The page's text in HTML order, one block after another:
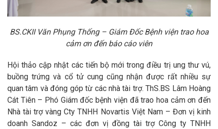
BS.CKII Văn Phụng Thống – Giám Đốc Bệnh viện trao hoa
cảm ơn đến báo cáo viên
Hội thảo cập nhật các tiến bộ mới trong điều trị ung thư vú,
buồng trứng và cổ tử cung cũng nhận được rất nhiều sự
quan tâm và đóng góp từ các nhà tài trợ. ThS.BS Lâm Hoàng
Cát Tiên – Phó Giám đốc bệnh viện đã trao hoa cảm ơn đến
Nhà tài trợ vàng Cty TNHH Novartis Việt Nam – Đơn vị kinh
doanh Sandoz – các đơn vị đồng tài trợ Công ty TNHH